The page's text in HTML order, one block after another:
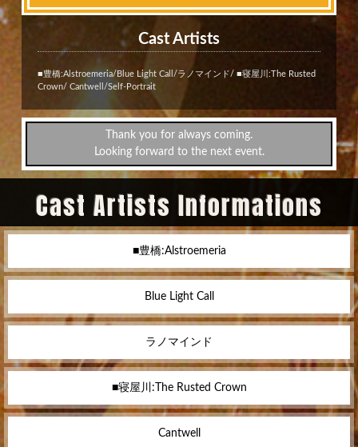
Cast Artists
■豊橋:Alstroemeria/Blue Light Call/ラノマインド/ ■寝屋川:The Rusted
Crown/ Cantwell/Self-Portrait
Thank you for always coming.
Looking forward to the next event.
Cast Artists Informations
■豊橋:Alstroemeria
Blue Light Call
ラノマインド
■寝屋川:The Rusted Crown
Cantwell